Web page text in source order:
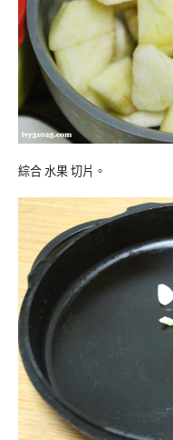
綜合 水果 切片。